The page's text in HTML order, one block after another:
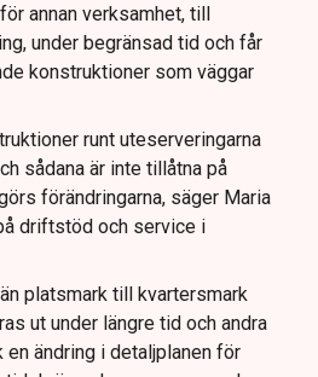
annan verksamhet, till
under begränsad tid och får
konstruktioner som väggar
runt uteserveringarna
sådana är inte tillåtna på
förändringarna, säger Maria
driftstöd och service i
platsmark till kvartersmark
ut under längre tid och andra
ändring i detaljplanen för